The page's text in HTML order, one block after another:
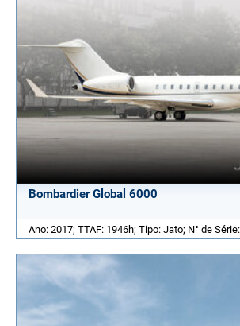
Bombardier Global 6000
Ano: 2017; TTAF: 1946h; Tipo: Jato; N° de